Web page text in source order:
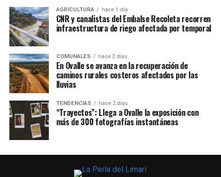
AGRICULTURA hace 1 día
CNR y canalistas del Embalse Recoleta recorren
infraestructura de riego afectada por temporal
COMUNALES hace 2 días
En Ovalle se avanza en la recuperación de
caminos rurales costeros afectados por las
lluvias
TENDENCIAS hace 2 días
“Trayectos”: Llega a Ovalle la exposición con
más de 300 fotografías instantáneas